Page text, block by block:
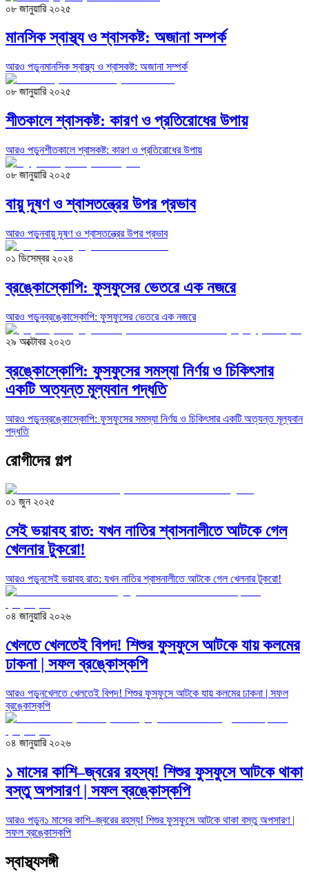
০৮ জানুয়ারি ২০২৫
মানসিক স্বাস্থ্য ও শ্বাসকষ্ট: অজানা সম্পর্ক
আরও পড়ুনমানসিক স্বাস্থ্য ও শ্বাসকষ্ট: অজানা সম্পর্ক
০৮ জানুয়ারি ২০২৫
শীতকালে শ্বাসকষ্ট: কারণ ও প্রতিরোধের উপায়
আরও পড়ুনশীতকালে শ্বাসকষ্ট: কারণ ও প্রতিরোধের উপায়
০৮ জানুয়ারি ২০২৫
বায়ু দূষণ ও শ্বাসতন্ত্রের উপর প্রভাব
আরও পড়ুনবায়ু দূষণ ও শ্বাসতন্ত্রের উপর প্রভাব
০১ ডিসেম্বর ২০২৪
ব্রঙ্কোস্কোপি: ফুসফুসের ভেতরে এক নজরে
আরও পড়ুনব্রঙ্কোস্কোপি: ফুসফুসের ভেতরে এক নজরে
২৯ অক্টোবর ২০২৩
ব্রঙ্কোস্কোপি: ফুসফুসের সমস্যা নির্ণয় ও চিকিৎসার
একটি অত্যন্ত মূল্যবান পদ্ধতি
আরও পড়ুনব্রঙ্কোস্কোপি: ফুসফুসের সমস্যা নির্ণয় ও চিকিৎসার একটি অত্যন্ত মূল্যবান
পদ্ধতি
রোগীদের গল্প
০১ জুন ২০২৫
সেই ভয়াবহ রাত: যখন নাতির শ্বাসনালীতে আটকে গেল
খেলনার টুকরো!
আরও পড়ুনসেই ভয়াবহ রাত: যখন নাতির শ্বাসনালীতে আটকে গেল খেলনার টুকরো!
০৪ জানুয়ারি ২০২৬
খেলতে খেলতেই বিপদ! শিশুর ফুসফুসে আটকে যায় কলমের
ঢাকনা | সফল ব্রঙ্কোস্কপি
আরও পড়ুনখেলতে খেলতেই বিপদ! শিশুর ফুসফুসে আটকে যায় কলমের ঢাকনা | সফল
ব্রঙ্কোস্কপি
০৪ জানুয়ারি ২০২৬
১ মাসের কাশি–জ্বরের রহস্য! শিশুর ফুসফুসে আটকে থাকা
বস্তু অপসারণ | সফল ব্রঙ্কোস্কপি
আরও পড়ুন১ মাসের কাশি–জ্বরের রহস্য! শিশুর ফুসফুসে আটকে থাকা বস্তু অপসারণ |
সফল ব্রঙ্কোস্কপি
স্বাস্থ্যসঙ্গী